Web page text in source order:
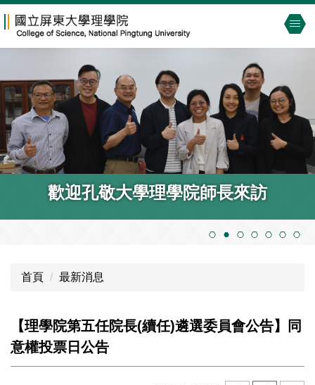
到
內
容
區
歡迎孔敬大學理學院師長來訪
首頁 最新消息
【理學院第五任院長(續任)遴選委員會公告】同
意權投票日公告